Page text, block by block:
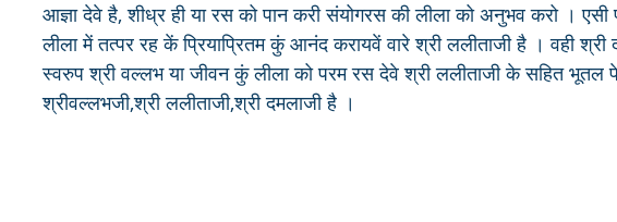
आज्ञा देवे है, शीध्र ही या रस को पान करी संयोगरस की लीला को अनुभव करो । एसी
लीला में तत्पर रह कें प्रियाप्रितम कुं आनंद करायवें वारे श्री ललीताजी है । वही श्री
स्वरुप श्री वल्लभ या जीवन कुं लीला को परम रस देवे श्री ललीताजी के सहित भूतल
श्रीवल्लभजी,श्री ललीताजी,श्री दमलाजी है ।